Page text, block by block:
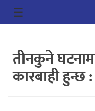
गृहपृष्ठ
भिडियो
प्रमुख
खबर
समाचार
☰
तीनकुने
कारबाही हुन्छ